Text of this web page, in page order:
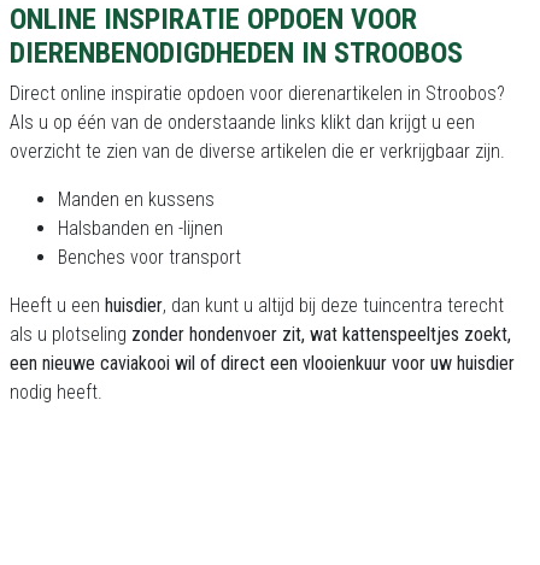
ONLINE INSPIRATIE OPDOEN VOOR
DIERENBENODIGDHEDEN IN STROOBOS
Direct online inspiratie opdoen voor dierenartikelen in Stroobos?
Als u op één van de onderstaande links klikt dan krijgt u een
overzicht te zien van de diverse artikelen die er verkrijgbaar zijn.
Manden en kussens
Halsbanden en -lijnen
Benches voor transport
Heeft u een huisdier, dan kunt u altijd bij deze tuincentra terecht
als u plotseling zonder hondenvoer zit, wat kattenspeeltjes zoekt,
een nieuwe caviakooi wil of direct een vlooienkuur voor uw huisdier
nodig heeft.